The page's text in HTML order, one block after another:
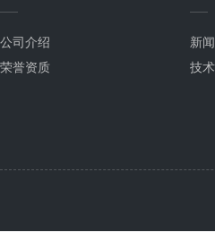
公司介绍
荣誉资质
新
技